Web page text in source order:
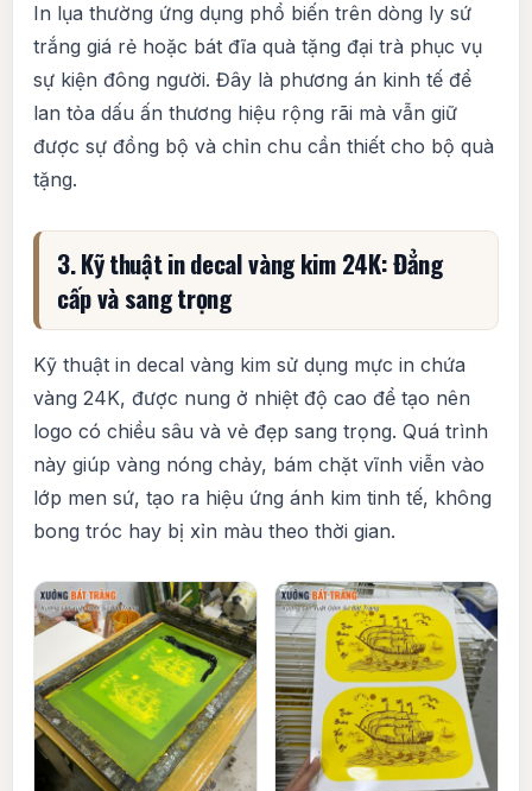
In lụa thường ứng dụng phổ biến trên dòng ly sứ
trắng giá rẻ hoặc bát đĩa quà tặng đại trà phục vụ
sự kiện đông người. Đây là phương án kinh tế để
lan tỏa dấu ấn thương hiệu rộng rãi mà vẫn giữ
được sự đồng bộ và chỉn chu cần thiết cho bộ quà
tặng.
3. Kỹ thuật in decal vàng kim 24K: Đẳng
cấp và sang trọng
Kỹ thuật in decal vàng kim sử dụng mực in chứa
vàng 24K, được nung ở nhiệt độ cao để tạo nên
logo có chiều sâu và vẻ đẹp sang trọng. Quá trình
này giúp vàng nóng chảy, bám chặt vĩnh viễn vào
lớp men sứ, tạo ra hiệu ứng ánh kim tinh tế, không
bong tróc hay bị xỉn màu theo thời gian.